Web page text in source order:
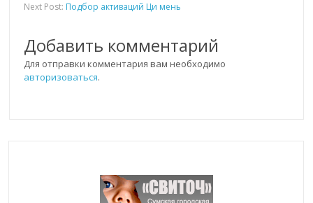
Next Post: Подбор активаций Ци мень
Добавить комментарий
Для отправки комментария вам необходимо
авторизоваться.